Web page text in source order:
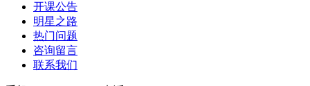
开课公告
明星之路
热门问题
咨询留言
联系我们